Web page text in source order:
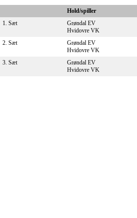
Hold/spiller
1. Sæt
Grøndal EV
Hvidovre VK
2. Sæt
Grøndal EV
Hvidovre VK
3. Sæt
Grøndal EV
Hvidovre VK